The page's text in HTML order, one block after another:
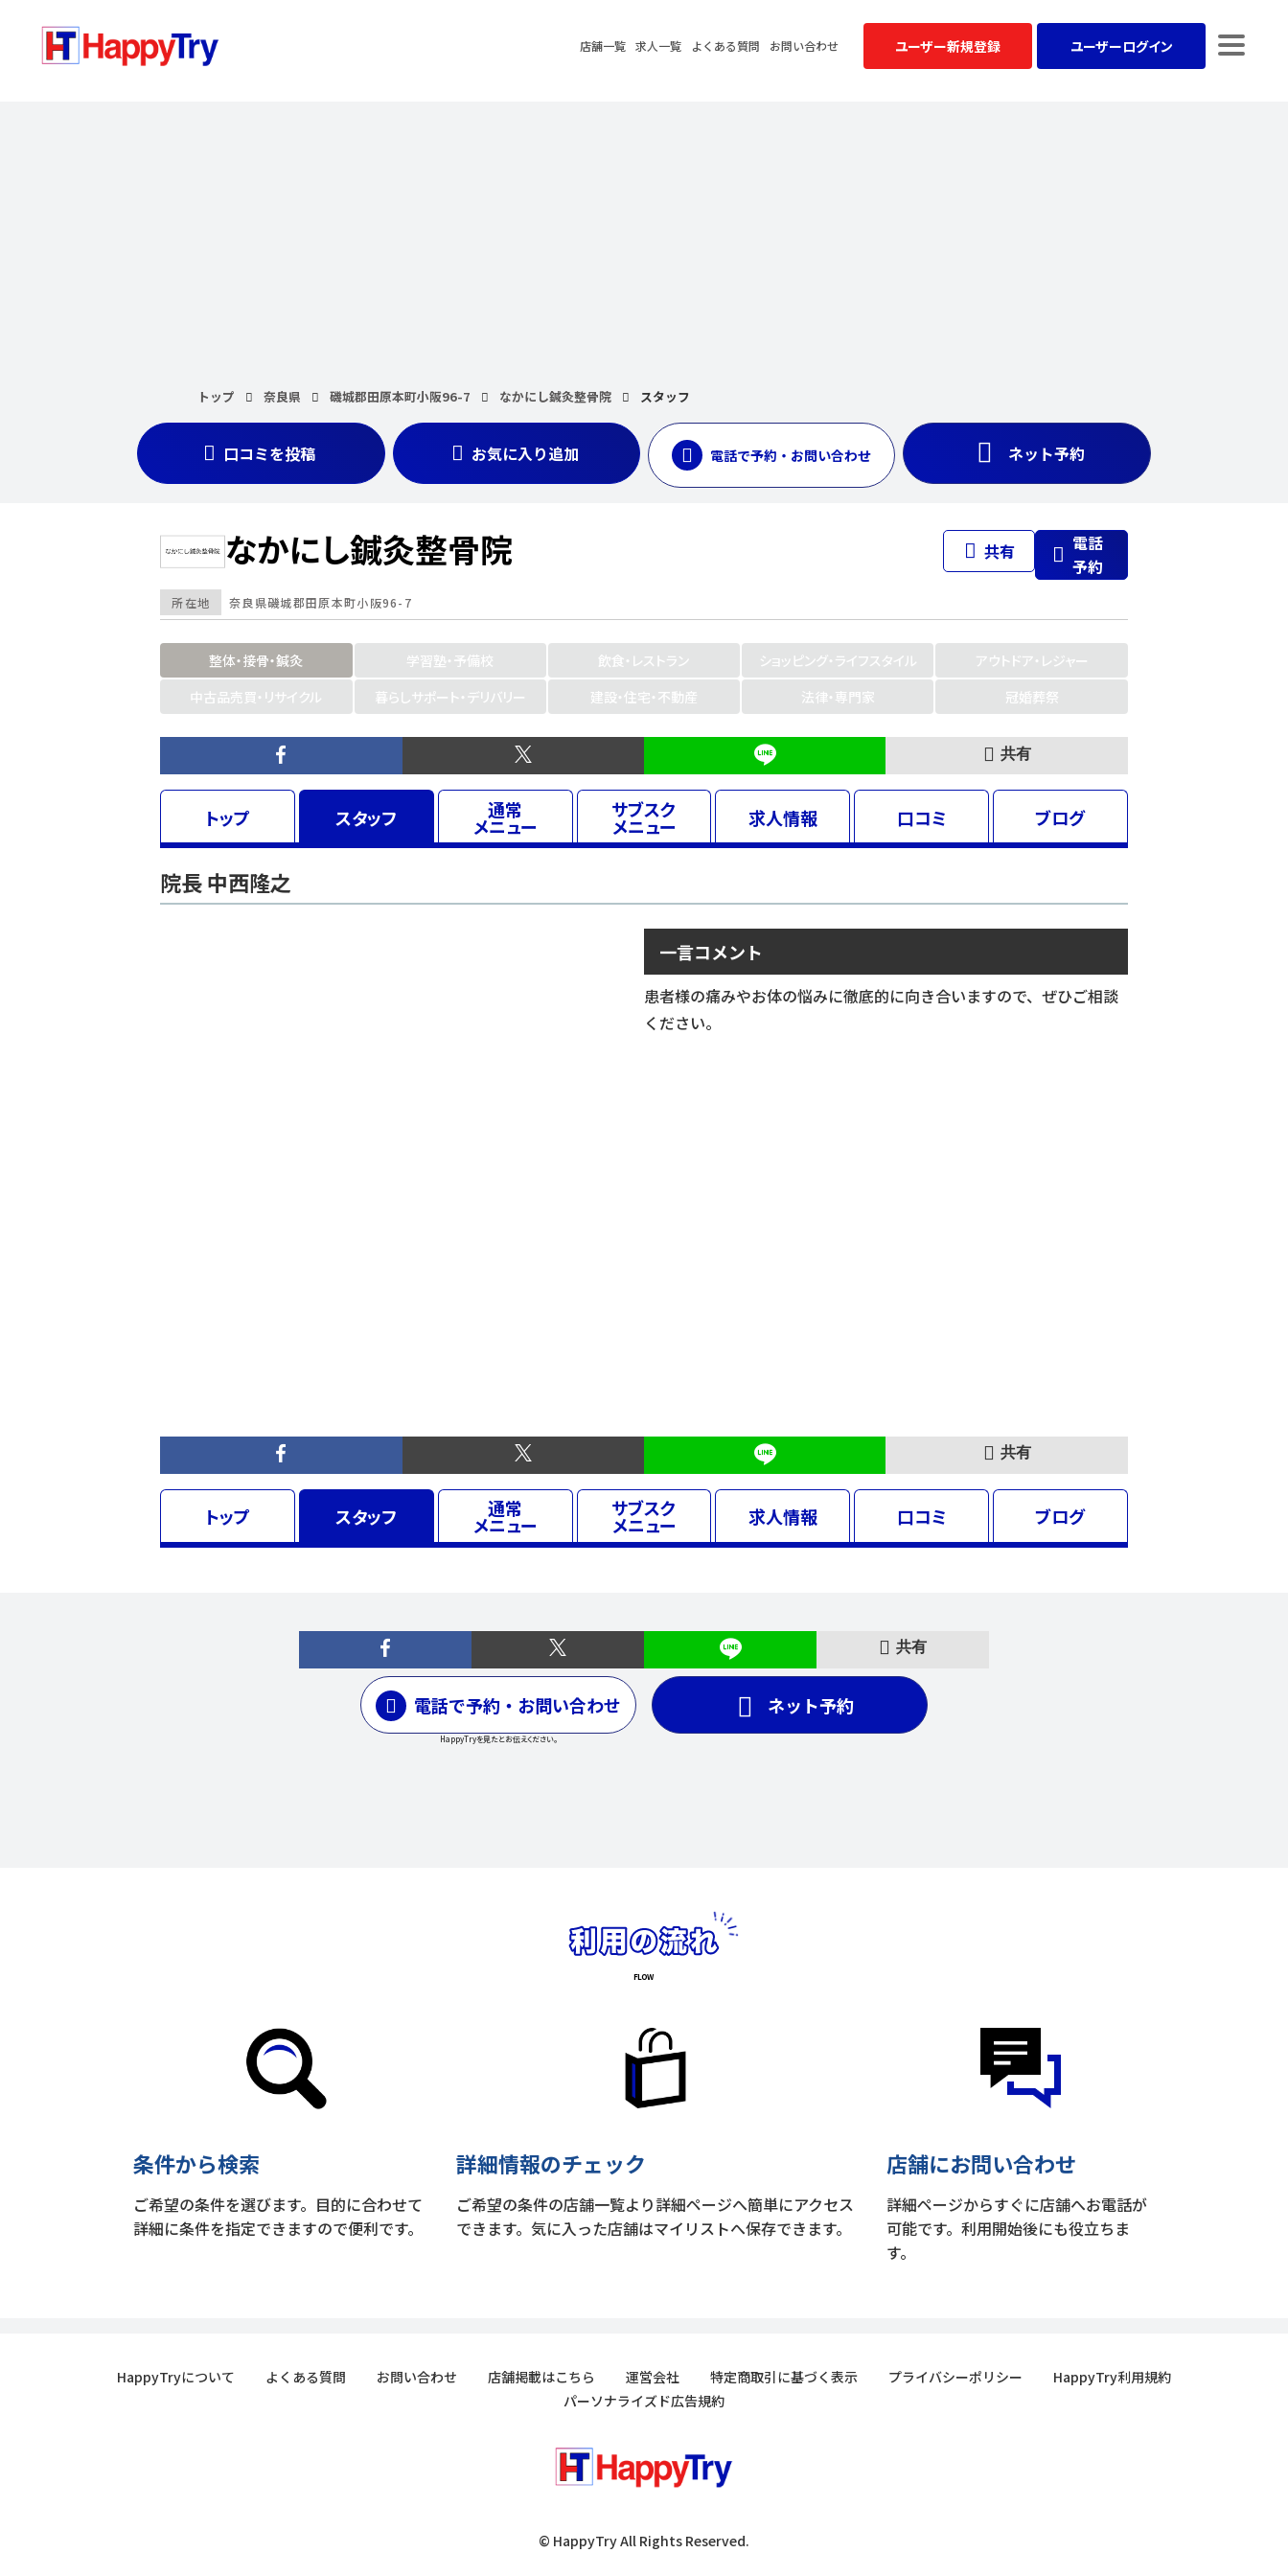
店舗一覧 求人一覧 よくある質問 お問い合わせ ユーザー新規登録 ユーザーログイン
トップ 奈良県 磯城郡田原本町小阪96-7 なかにし鍼灸整骨院 スタッフ
ネット予約
電話で予約・お問い合わせ
口コミを投稿 お気に入り追加
なかにし鍼灸整骨院 共有
電話
予約
所在地 奈良県磯城郡田原本町小阪96-7
整体・接骨・鍼灸 学習塾・予備校 飲食・レストラン ショッピング・ライフスタイル
アウトドア・レジャー
中古品売買・リサイクル
暮らしサポート・デリバリー 建設・住宅・不動産 法律・専門家 冠婚葬祭
共有
トップ スタッフ 通常
メニュー
サブスク
メニュー 求人情報 口コミ ブログ
院長 中西隆之
一言コメント
患者様の痛みやお体の悩みに徹底的に向き合いますので、ぜひご相談
ください。
共有
トップ スタッフ 通常
メニュー
サブスク
メニュー 求人情報 口コミ ブログ
共有
ネット予約
電話で予約・お問い合わせ
HappyTryを見たとお伝えください。
条件から検索
ご希望の条件を選びます。目的に合わせて
詳細に条件を指定できますので便利です。
詳細情報のチェック
ご希望の条件の店舗一覧より詳細ページへ簡単にアクセス
できます。気に入った店舗はマイリストへ保存できます。
店舗にお問い合わせ
詳細ページからすぐに店舗へお電話が
可能です。利用開始後にも役立ちま
す。
HappyTryについて よくある質問 お問い合わせ 店舗掲載はこちら 運営会社 特定商取引に基づく表示 プライバシーポリシー
HappyTry利用規約
パーソナライズド広告規約
© HappyTry All Rights Reserved.